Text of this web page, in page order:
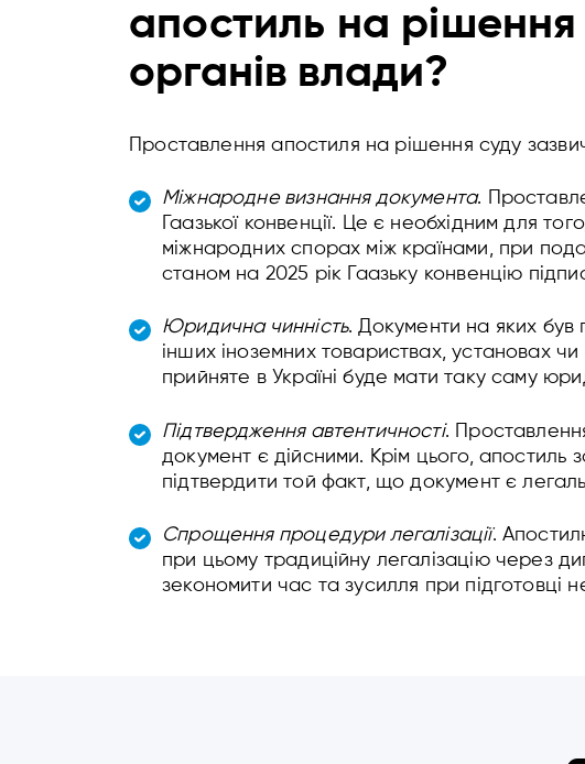
апостиль на рішення
органів влади?
Проставлення апостиля на рішення суду
Міжнародне визнання документа.
Гаазької конвенції. Це є необхідним для
міжнародних спорах між країнами, при
станом на 2025 рік Гаазьку конвенцію
Юридична чинність. Документи на яких
інших іноземних товариствах, установах
прийняте в Україні буде мати таку саму
Підтвердження автентичності.
документ є дійсними. Крім цього,
підтвердити той факт, що документ є
Спрощення процедури легалізації.
при цьому традиційну легалізацію через
зекономити час та зусилля при підготовці